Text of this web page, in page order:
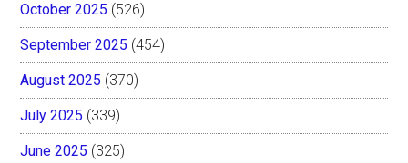
October 2025 (526)
September 2025 (454)
August 2025 (370)
July 2025 (339)
June 2025 (325)